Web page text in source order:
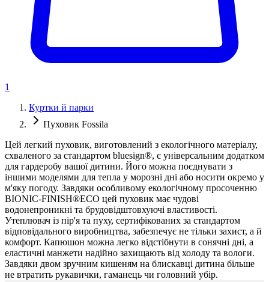
1
Куртки й парки
Пуховик Fossila
Цей легкий пуховик, виготовлений з екологічного матеріалу,
схваленого за стандартом bluesign®, є універсальним додатком
для гардеробу вашої дитини. Його можна поєднувати з
іншими моделями для тепла у морозні дні або носити окремо у
м'яку погоду. Завдяки особливому екологічному просоченню
BIONIC-FINISH®ECO цей пуховик має чудові
водонепроникні та брудовідштовхуючі властивості.
Утеплювач із пір'я та пуху, сертифікованих за стандартом
відповідального виробництва, забезпечує не тільки захист, а й
комфорт. Капюшон можна легко відстібнути в сонячні дні, а
еластичні манжети надійно захищають від холоду та вологи.
Завдяки двом зручним кишеням на блискавці дитина більше
не втратить рукавички, гаманець чи головний убір.